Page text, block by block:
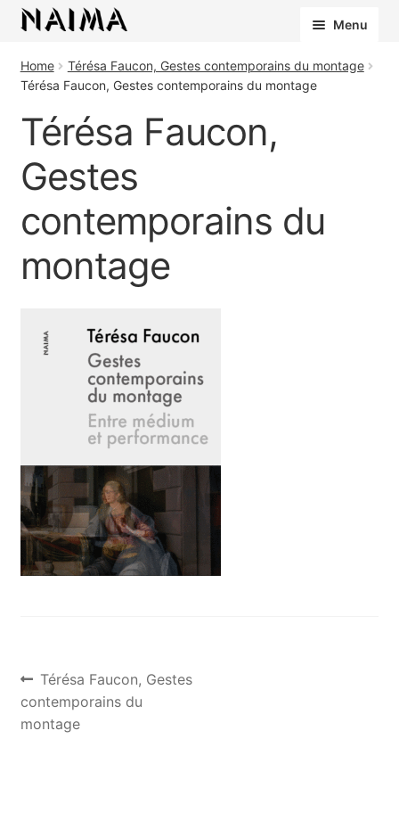
Menu
Home
Térésa Faucon, Gestes contemporains du montage
Térésa Faucon, Gestes contemporains du montage
Térésa Faucon,
Gestes
contemporains du
montage
Post
navigation
Previous
post:
Térésa Faucon, Gestes
contemporains du
montage
Cookies management panel